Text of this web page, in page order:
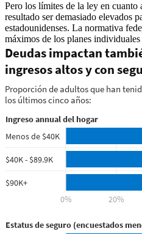
Pero los límites de la ley en cuanto
resultado ser demasiado elevados
estadounidenses. La normativa
máximos de los planes individuales